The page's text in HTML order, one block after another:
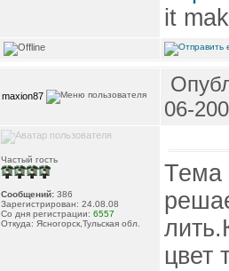
it
maxion87
06-
Частый гость
Сообщений: 386
Зарегистрирован: 24.08.08
Со дня регистрации: 6557
Откуда: Ясногорск,Тульская обл.
Тема
цвет